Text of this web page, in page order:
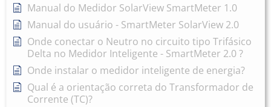
Manual do Medidor SolarView SmartMeter 1.0
Manual do usuário - SmartMeter SolarView 2.0
Onde conectar o Neutro no circuito tipo Trifásico
Delta no Medidor Inteligente - SmartMeter 2.0 ?
Onde instalar o medidor inteligente de energia?
Qual é a orientação correta do Transformador de
Corrente (TC)?